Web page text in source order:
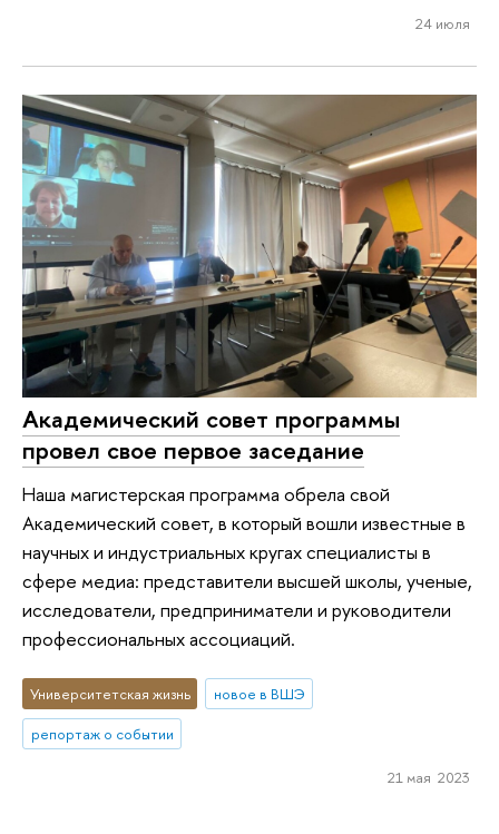
24 июля
Академический совет программы
провел свое первое заседание
Наша магистерская программа обрела свой
Академический совет, в который вошли известные в
научных и индустриальных кругах специалисты в
сфере медиа: представители высшей школы, ученые,
исследователи, предприниматели и руководители
профессиональных ассоциаций.
Университетская жизнь
новое в ВШЭ
репортаж о событии
21 мая 2023